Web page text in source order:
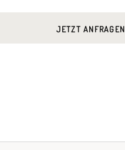
JETZT ANFRAGEN